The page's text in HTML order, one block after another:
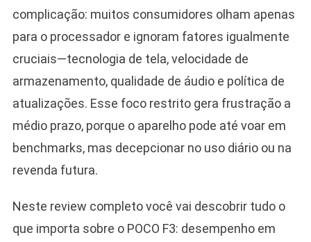
complicação: muitos consumidores olham apenas
para o processador e ignoram fatores igualmente
cruciais—tecnologia de tela, velocidade de
armazenamento, qualidade de áudio e política de
atualizações. Esse foco restrito gera frustração a
médio prazo, porque o aparelho pode até voar em
benchmarks, mas decepcionar no uso diário ou na
revenda futura.
Neste review completo você vai descobrir tudo o
que importa sobre o POCO F3: desempenho em